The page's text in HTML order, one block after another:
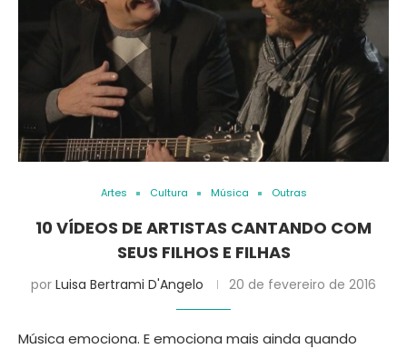
Artes Cultura Música Outras
10 VÍDEOS DE ARTISTAS CANTANDO COM
SEUS FILHOS E FILHAS
por Luisa Bertrami D'Angelo 20 de fevereiro de 2016
Música emociona. E emociona mais ainda quando